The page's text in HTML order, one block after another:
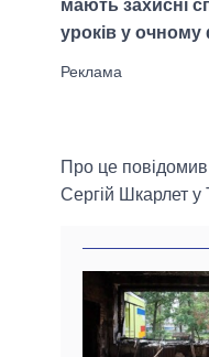
мають захисні
уроків у очному
Про це повідомив
Сергій Шкарлет у